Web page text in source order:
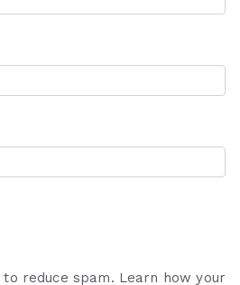
to reduce spam. Learn how your